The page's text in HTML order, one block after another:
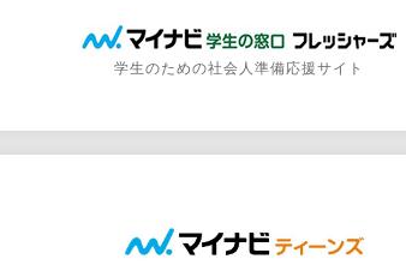
学生のための社会人準備応援サイト